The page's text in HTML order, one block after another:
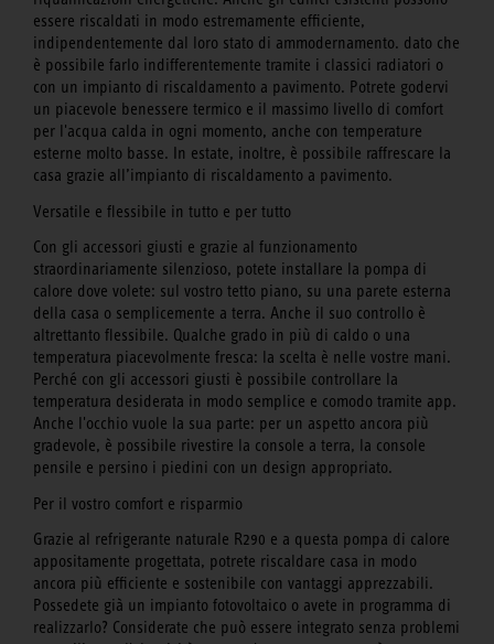
essere riscaldati in modo estremamente efficiente,
indipendentemente dal loro stato di ammodernamento. dato che
è possibile farlo indifferentemente tramite i classici radiatori o
con un impianto di riscaldamento a pavimento. Potrete godervi
un piacevole benessere termico e il massimo livello di comfort
per l'acqua calda in ogni momento, anche con temperature
esterne molto basse. In estate, inoltre, è possibile raffrescare la
casa grazie all’impianto di riscaldamento a pavimento.
Versatile e flessibile in tutto e per tutto
Con gli accessori giusti e grazie al funzionamento
straordinariamente silenzioso, potete installare la pompa di
calore dove volete: sul vostro tetto piano, su una parete esterna
della casa o semplicemente a terra. Anche il suo controllo è
altrettanto flessibile. Qualche grado in più di caldo o una
temperatura piacevolmente fresca: la scelta è nelle vostre mani.
Perché con gli accessori giusti è possibile controllare la
temperatura desiderata in modo semplice e comodo tramite app.
Anche l'occhio vuole la sua parte: per un aspetto ancora più
gradevole, è possibile rivestire la console a terra, la console
pensile e persino i piedini con un design appropriato.
Per il vostro comfort e risparmio
Grazie al refrigerante naturale R290 e a questa pompa di calore
appositamente progettata, potrete riscaldare casa in modo
ancora più efficiente e sostenibile con vantaggi apprezzabili.
Possedete già un impianto fotovoltaico o avete in programma di
realizzarlo? Considerate che può essere integrato senza problemi